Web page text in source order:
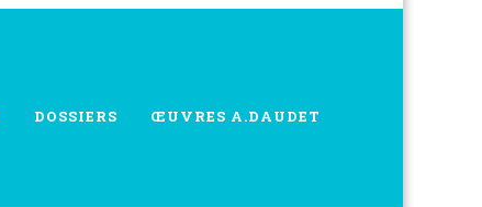
DOSSIERS ŒUVRES A.DAUDET